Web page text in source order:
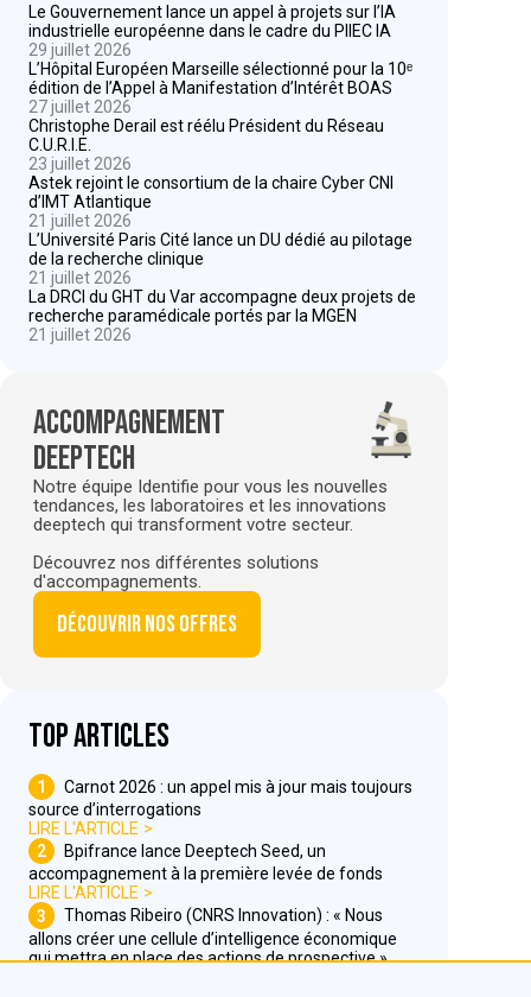
Le Gouvernement lance un appel à projets sur l’IA
industrielle européenne dans le cadre du PIIEC IA
29 juillet 2026
L’Hôpital Européen Marseille sélectionné pour la 10ᵉ
édition de l’Appel à Manifestation d’Intérêt BOAS
27 juillet 2026
Christophe Derail est réélu Président du Réseau
C.U.R.I.E.
23 juillet 2026
Astek rejoint le consortium de la chaire Cyber CNI
d’IMT Atlantique
21 juillet 2026
L’Université Paris Cité lance un DU dédié au pilotage
de la recherche clinique
21 juillet 2026
La DRCI du GHT du Var accompagne deux projets de
recherche paramédicale portés par la MGEN
21 juillet 2026
Accompagnement
deeptech
Notre équipe Identifie pour vous les nouvelles
tendances, les laboratoires et les innovations
deeptech qui transforment votre secteur.
Découvrez nos différentes solutions
d'accompagnements.
Découvrir nos offres
Top articles
1
Carnot 2026 : un appel mis à jour mais toujours
source d’interrogations
LIRE L'ARTICLE
2
Bpifrance lance Deeptech Seed, un
accompagnement à la première levée de fonds
LIRE L'ARTICLE
3
Thomas Ribeiro (CNRS Innovation) : « Nous
allons créer une cellule d’intelligence économique
qui mettra en place des actions de prospective »